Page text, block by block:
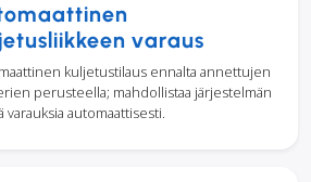
varaus
kuljetustilaus ennalta annettujen
perusteella; mahdollistaa järjestelmän
varauksia automaattisesti.